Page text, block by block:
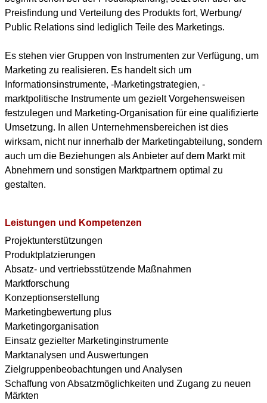
Preisfindung und Verteilung des Produkts fort, Werbung/
Public Relations sind lediglich Teile des Marketings.
Es stehen vier Gruppen von Instrumenten zur Verfügung, um
Marketing zu realisieren. Es handelt sich um
Informationsinstrumente, -Marketingstrategien, -
marktpolitische Instrumente um gezielt Vorgehensweisen
festzulegen und Marketing-Organisation für eine qualifizierte
Umsetzung. In allen Unternehmensbereichen ist dies
wirksam, nicht nur innerhalb der Marketingabteilung, sondern
auch um die Beziehungen als Anbieter auf dem Markt mit
Abnehmern und sonstigen Marktpartnern optimal zu
gestalten.
Leistungen und Kompetenzen
Projektunterstützungen
Produktplatzierungen
Absatz- und vertriebsstützende Maßnahmen
Marktforschung
Konzeptionserstellung
Marketingbewertung plus
Marketingorganisation
Einsatz gezielter Marketinginstrumente
Marktanalysen und Auswertungen
Zielgruppenbeobachtungen und Analysen
Schaffung von Absatzmöglichkeiten und Zugang zu neuen
Märkten